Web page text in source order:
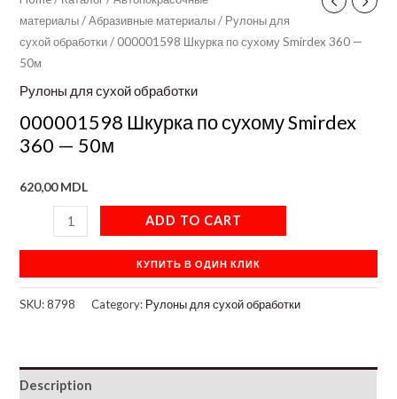
материалы/Абразивные материалы/ Рулоны для
сухой обработки/ 000001598 Шкурка по сухому Smirdex 360 —
50м
Рулоны для сухой обработки
000001598 Шкурка по сухому Smirdex
360 — 50м
620,00MDL
ADD TO CART
КУПИТЬ В ОДИН КЛИК
SKU:8798 Category: Рулоны для сухой обработки
Description